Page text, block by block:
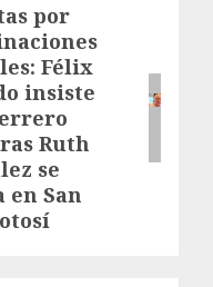
por
Félix
insiste
Ruth
se
en San